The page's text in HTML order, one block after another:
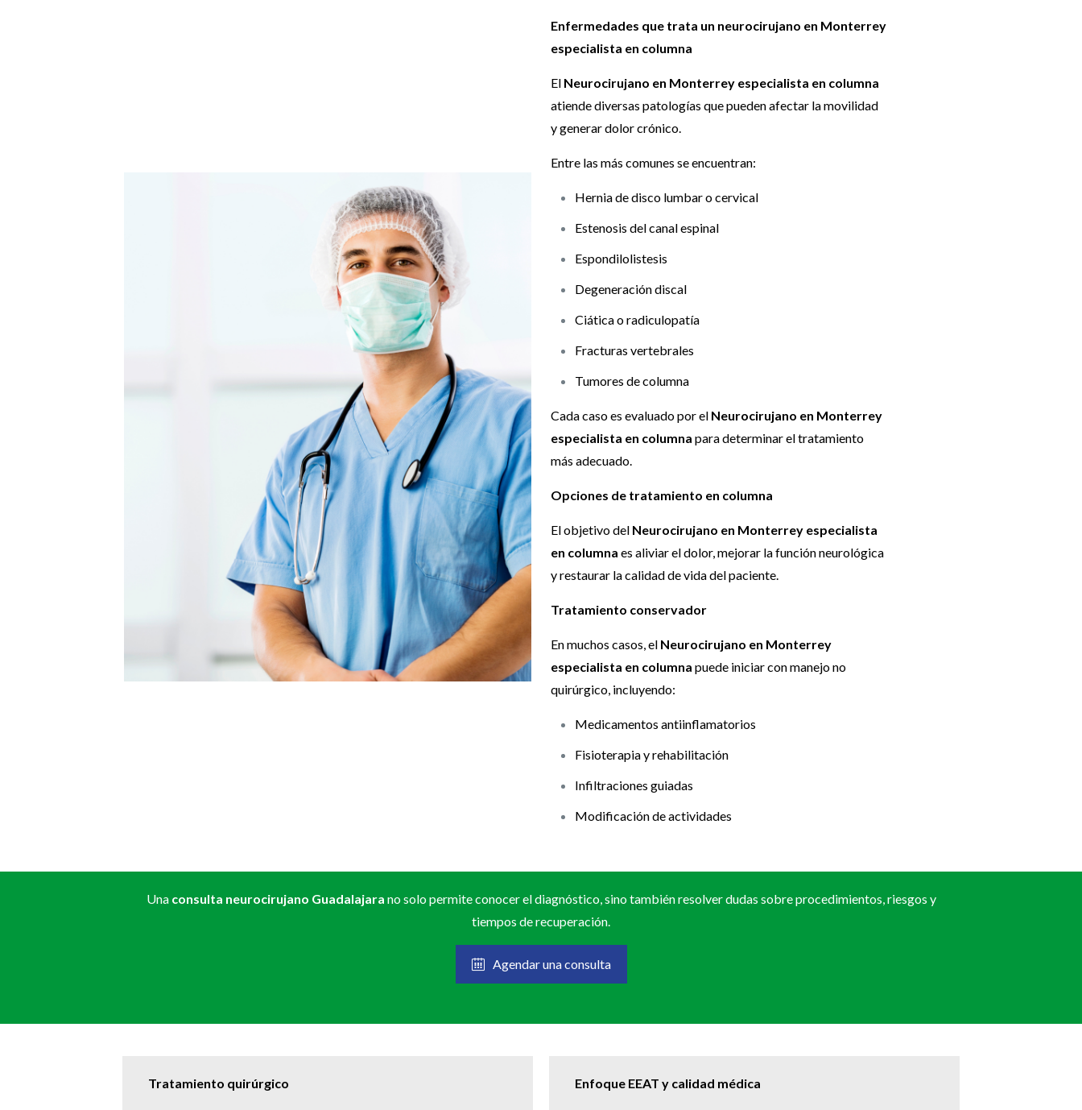
Enfermedades que trata un neurocirujano en Monterrey
especialista en columna
El Neurocirujano en Monterrey especialista en columna
atiende diversas patologías que pueden afectar la movilidad
y generar dolor crónico.
Entre las más comunes se encuentran:
Hernia de disco lumbar o cervical
Estenosis del canal espinal
Espondilolistesis
Degeneración discal
Ciática o radiculopatía
Fracturas vertebrales
Tumores de columna
Cada caso es evaluado por el Neurocirujano en Monterrey
especialista en columna para determinar el tratamiento
más adecuado.
Opciones de tratamiento en columna
El objetivo del Neurocirujano en Monterrey especialista
en columna es aliviar el dolor, mejorar la función neurológica
y restaurar la calidad de vida del paciente.
Tratamiento conservador
En muchos casos, el Neurocirujano en Monterrey
especialista en columna puede iniciar con manejo no
quirúrgico, incluyendo:
Medicamentos antiinflamatorios
Fisioterapia y rehabilitación
Infiltraciones guiadas
Modificación de actividades
Una consulta neurocirujano Guadalajara no solo permite conocer el diagnóstico, sino también resolver dudas sobre procedimientos, riesgos y
tiempos de recuperación.
Agendar una consulta
Tratamiento quirúrgico Enfoque EEAT y calidad médica